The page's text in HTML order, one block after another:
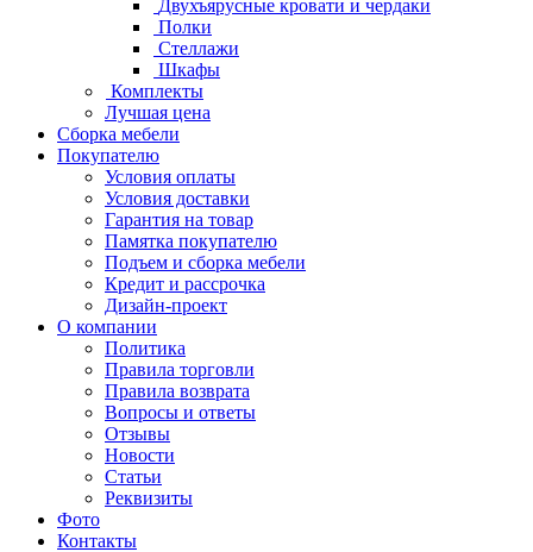
Двухъярусные кровати и чердаки
Полки
Стеллажи
Шкафы
Комплекты
Лучшая цена
Сборка мебели
Покупателю
Условия оплаты
Условия доставки
Гарантия на товар
Памятка покупателю
Подъем и сборка мебели
Кредит и рассрочка
Дизайн-проект
О компании
Политика
Правила торговли
Правила возврата
Вопросы и ответы
Отзывы
Новости
Статьи
Реквизиты
Фото
Контакты